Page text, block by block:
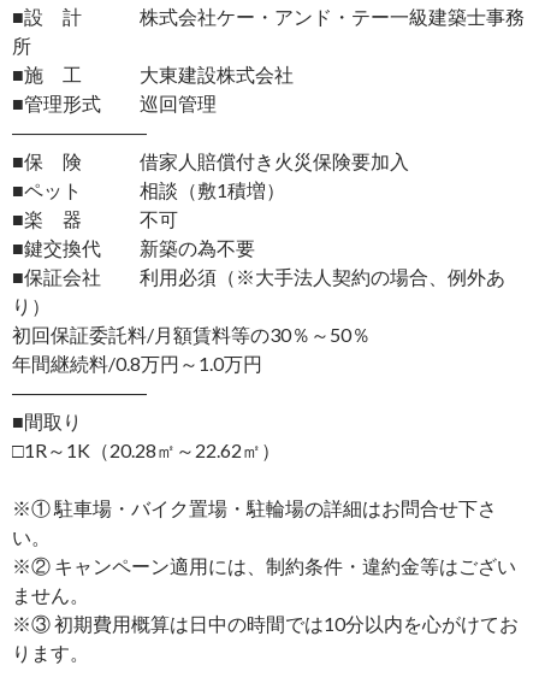
■設 計 株式会社ケー・アンド・テー一級建築士事務
所
■施 工 大東建設株式会社
■管理形式 巡回管理
―――――――
■保 険 借家人賠償付き火災保険要加入
■ペット 相談（敷1積増）
■楽 器 不可
■鍵交換代 新築の為不要
■保証会社 利用必須（※大手法人契約の場合、例外あ
り）
初回保証委託料/月額賃料等の30％～50％
年間継続料/0.8万円～1.0万円
―――――――
■間取り
□1R～1K（20.28㎡～22.62㎡）
※① 駐車場・バイク置場・駐輪場の詳細はお問合せ下さ
い。
※② キャンペーン適用には、制約条件・違約金等はござい
ません。
※③ 初期費用概算は日中の時間では10分以内を心がけてお
ります。